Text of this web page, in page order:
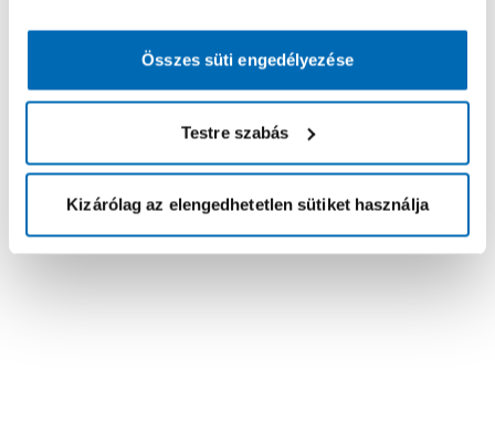
Összes süti engedélyezése
Testre szabás
Kizárólag az elengedhetetlen sütiket használja